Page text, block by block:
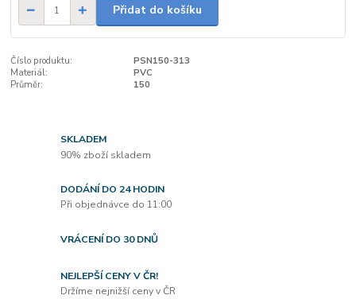
Přidat do košíku
Číslo produktu:
PSN150-313
Materiál:
PVC
Průměr:
150
SKLADEM
90% zboží skladem
DODÁNÍ DO 24 HODIN
Při objednávce do 11:00
VRÁCENÍ DO 30 DNŮ
NEJLEPŠÍ CENY V ČR!
Držíme nejnižší ceny v ČR